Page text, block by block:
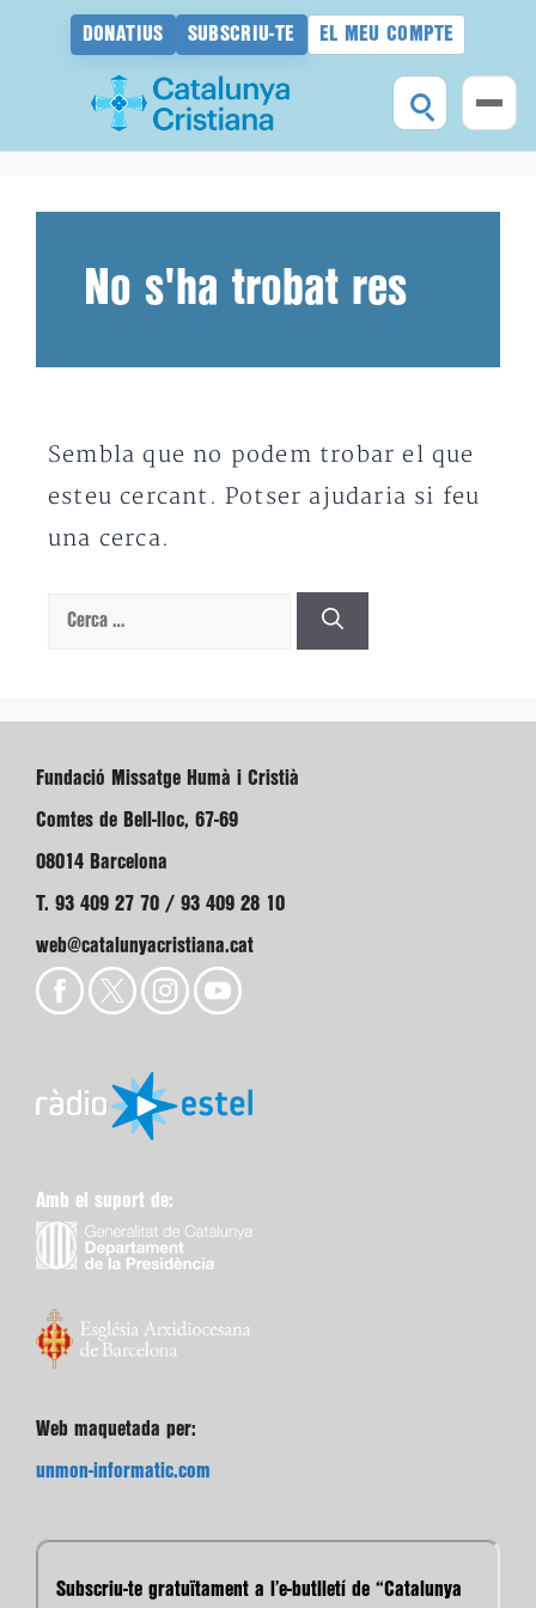
DONATIUS SUBSCRIU-TE EL MEU COMPTE
No s'ha trobat res
Sembla que no podem trobar el que
esteu cercant. Potser ajudaria si feu
una cerca.
Cerca:
Fundació Missatge Humà i Cristià
Comtes de Bell-lloc, 67-69
08014 Barcelona
T. 93 409 27 70 / 93 409 28 10
web@catalunyacristiana.cat
Amb el suport de:
Web maquetada per:
unmon-informatic.com
Subscriu-te gratuïtament a l’e-butlletí de “Catalunya